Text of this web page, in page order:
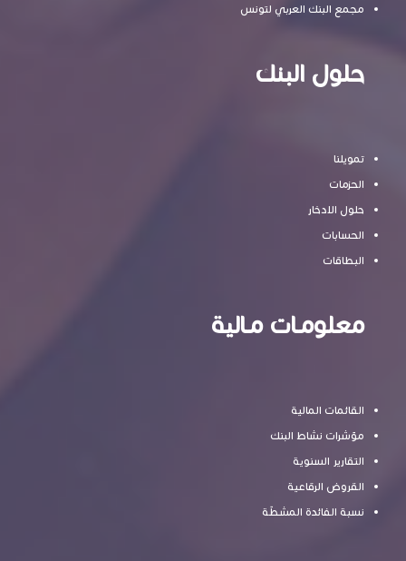
مجمع البنك العربي لتونس
حلول البنك
تمويلنا
الحزمات
حلول الادخار
الحسابات
البطاقات
معلومـات مـالية
القائمات المالية
مؤشرات نشاط البنك
التقارير السنوية
القروض الرقاعية
نسبة الفائدة المشطّة